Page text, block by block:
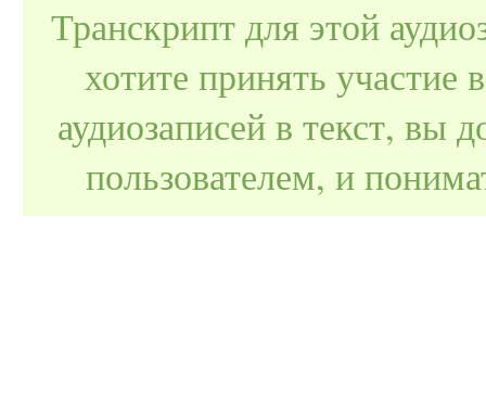
Транскрипт для этой
хотите принять
аудиозаписей в текст, вы
пользователем, и